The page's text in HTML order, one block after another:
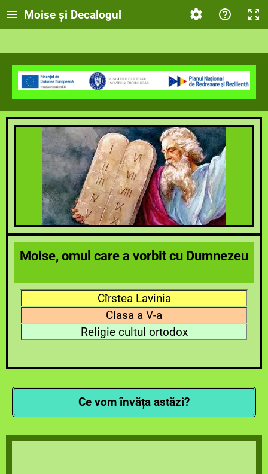
Moise și Decalogul
Moise, omul care a vorbit cu Dumnezeu
Cîrstea Lavinia
Clasa a V-a
Religie cultul ortodox
Ce vom învăța astăzi?